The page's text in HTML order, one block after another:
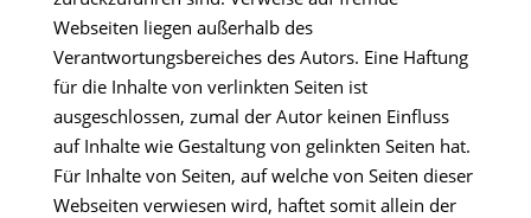
Webseiten liegen außerhalb des
Verantwortungsbereiches des Autors. Eine Haftung
für die Inhalte von verlinkten Seiten ist
ausgeschlossen, zumal der Autor keinen Einfluss
auf Inhalte wie Gestaltung von gelinkten Seiten hat.
Für Inhalte von Seiten, auf welche von Seiten dieser
Webseiten verwiesen wird, haftet somit allein der